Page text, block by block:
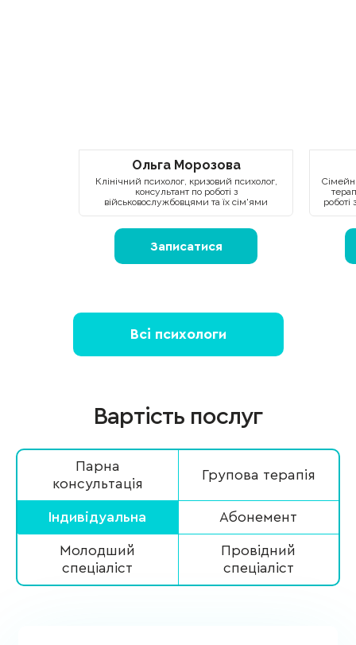
Ольга Морозова
Клінічний психолог, кризовий психолог,
консультант по роботі з
військовослужбовцями та їх сім'ями
Записатися
Всі психологи
Вартість послуг
Парна
консультація
Групова терапія
Індивідуальна Абонемент
Молодший
спеціаліст
Провідний
спеціаліст